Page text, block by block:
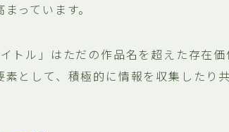
っています。
トル」はただの作品名を超えた存在
として、積極的に情報を収集したり